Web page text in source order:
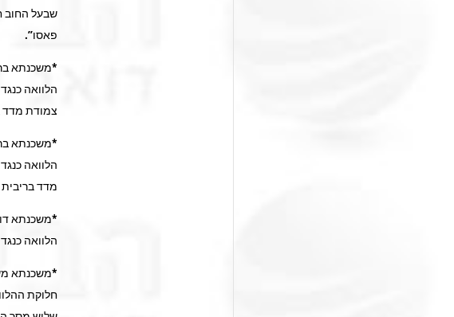
שבעל החוב
פאסו”.
*משכנתא
הלוואה
צמודת מדד
*משכנתא
הלוואה
מדד בריבית
*משכנתא
הלוואה
*משכנתא
חלוקת